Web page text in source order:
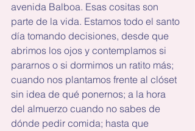
avenida Balboa. Esas cositas son
parte de la vida. Estamos todo el santo
día tomando decisiones, desde que
abrimos los ojos y contemplamos si
pararnos o si dormimos un ratito más;
cuando nos plantamos frente al clóset
sin idea de qué ponernos; a la hora
del almuerzo cuando no sabes de
dónde pedir comida; hasta que